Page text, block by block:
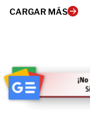
CARGAR MÁS